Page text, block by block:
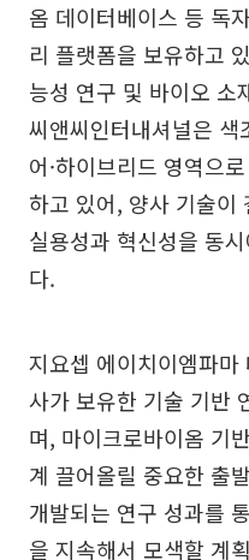
옴 데이터베이스 등 독
리 플랫폼을 보유하고
능성 연구 및 바이오 소
씨앤씨인터내셔널은
어·하이브리드 영역으
하고 있어, 양사 기술이
실용성과 혁신성을 동
다.
지요셉 에이치이엠파
사가 보유한 기술 기반
며, 마이크로바이옴 기
계 끌어올릴 중요한 출
개발되는 연구 성과를
을 지속해서 모색할 계